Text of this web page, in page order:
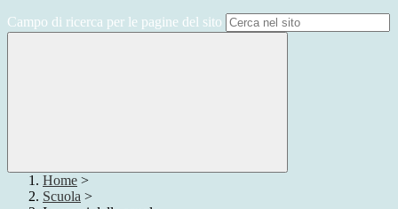
Campo di ricerca per le pagine del sito
Home >
Scuola >